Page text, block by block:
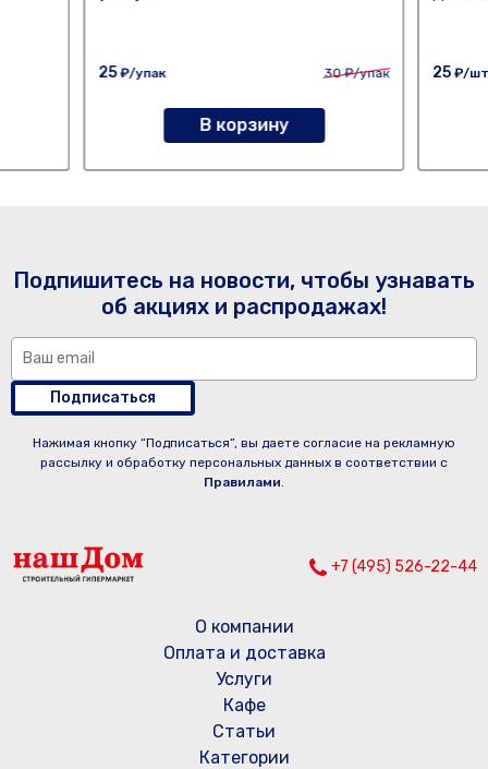
25₽/упак 30₽/упак
В корзину
25 ₽/
Подпишитесь на новости, чтобы узнавать
об акциях и распродажах!
Подписаться
Нажимая кнопку “Подписаться”, вы даете согласие на рекламную
рассылку и обработку персональных данных в соответствии с
Правилами.
+7 (495) 526-22-44
О компании
Оплата и доставка
Услуги
Кафе
Статьи
Категории